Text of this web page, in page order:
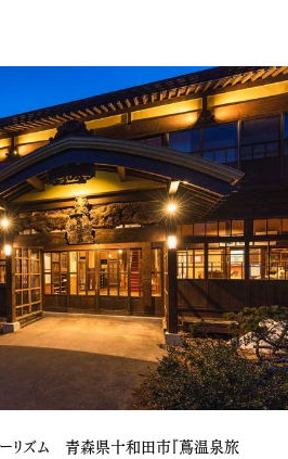
ーリズム 青森県十和田市『蔦温泉旅